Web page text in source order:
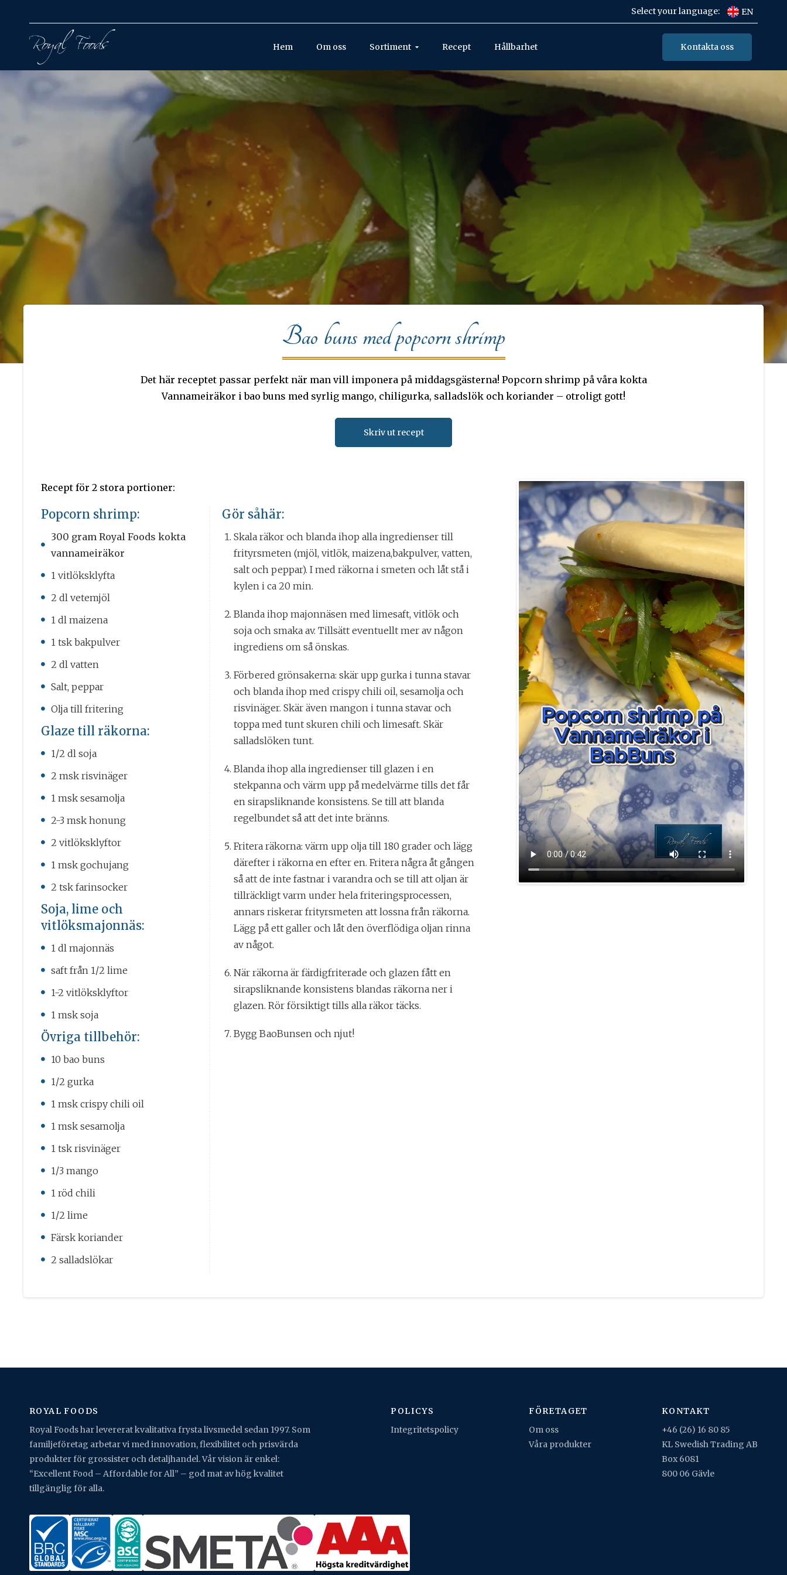
Select your language: EN
Hem Om oss Sortiment Recept Hållbarhet Kontakta oss
Bao buns med popcorn shrimp
Det här receptet passar perfekt när man vill imponera på middagsgästerna! Popcorn shrimp på våra kokta
Vannameiräkor i bao buns med syrlig mango, chiligurka, salladslök och koriander – otroligt gott!
Skriv ut recept
Recept för 2 stora portioner:
Popcorn shrimp:
300 gram Royal Foods kokta
vannameiräkor
1 vitlöksklyfta
2 dl vetemjöl
1 dl maizena
1 tsk bakpulver
2 dl vatten
Salt, peppar
Olja till fritering
Glaze till räkorna:
1/2 dl soja
2 msk risvinäger
1 msk sesamolja
2-3 msk honung
2 vitlöksklyftor
1 msk gochujang
2 tsk farinsocker
Soja, lime och
vitlöksmajonnäs:
1 dl majonnäs
saft från 1/2 lime
1-2 vitlöksklyftor
1 msk soja
Övriga tillbehör:
10 bao buns
1/2 gurka
1 msk crispy chili oil
1 msk sesamolja
1 tsk risvinäger
1/3 mango
1 röd chili
1/2 lime
Färsk koriander
2 salladslökar
Gör såhär:
Skala räkor och blanda ihop alla ingredienser till
frityrsmeten (mjöl, vitlök, maizena,bakpulver, vatten,
salt och peppar). I med räkorna i smeten och låt stå i
kylen i ca 20 min.
Blanda ihop majonnäsen med limesaft, vitlök och
soja och smaka av. Tillsätt eventuellt mer av någon
ingrediens om så önskas.
Förbered grönsakerna: skär upp gurka i tunna stavar
och blanda ihop med crispy chili oil, sesamolja och
risvinäger. Skär även mangon i tunna stavar och
toppa med tunt skuren chili och limesaft. Skär
salladslöken tunt.
Blanda ihop alla ingredienser till glazen i en
stekpanna och värm upp på medelvärme tills det får
en sirapsliknande konsistens. Se till att blanda
regelbundet så att det inte bränns.
Fritera räkorna: värm upp olja till 180 grader och lägg
därefter i räkorna en efter en. Fritera några åt gången
så att de inte fastnar i varandra och se till att oljan är
tillräckligt varm under hela friteringsprocessen,
annars riskerar frityrsmeten att lossna från räkorna.
Lägg på ett galler och låt den överflödiga oljan rinna
av något.
När räkorna är färdigfriterade och glazen fått en
sirapsliknande konsistens blandas räkorna ner i
glazen. Rör försiktigt tills alla räkor täcks.
Bygg BaoBunsen och njut!
ROYAL FOODS
Royal Foods har levererat kvalitativa frysta livsmedel sedan 1997. Som
familjeföretag arbetar vi med innovation, flexibilitet och prisvärda
produkter för grossister och detaljhandel. Vår vision är enkel:
“Excellent Food – Affordable for All” – god mat av hög kvalitet
tillgänglig för alla.
POLICYS
Integritetspolicy
FÖRETAGET
Om oss
Våra produkter
KONTAKT
+46 (26) 16 80 85
KL Swedish Trading AB
Box 6081
800 06 Gävle